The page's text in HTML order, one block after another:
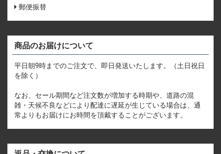
郵便振替
商品のお届けについて
平日朝9時までのご注文で、即日発送いたします。（土日祝日
を除く）
なお、セール期間など注文数が増加する時期や、道路の混
雑・天候不良などにより配達に遅延が生じている場合は、通
常よりもお届けにお時間を頂戴することがございます。